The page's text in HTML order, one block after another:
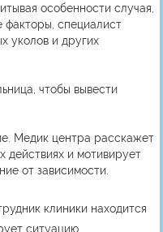
особенности случая,
факторы, специалист
уколов и других
чтобы вывести
Медик центра расскажет
действиях и мотивирует
от зависимости.
клиники находится
ситуацию.